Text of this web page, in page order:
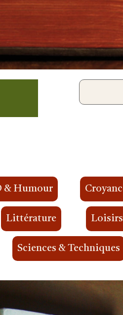
& Humour
Littérature Loisirs
Sciences & Techniques